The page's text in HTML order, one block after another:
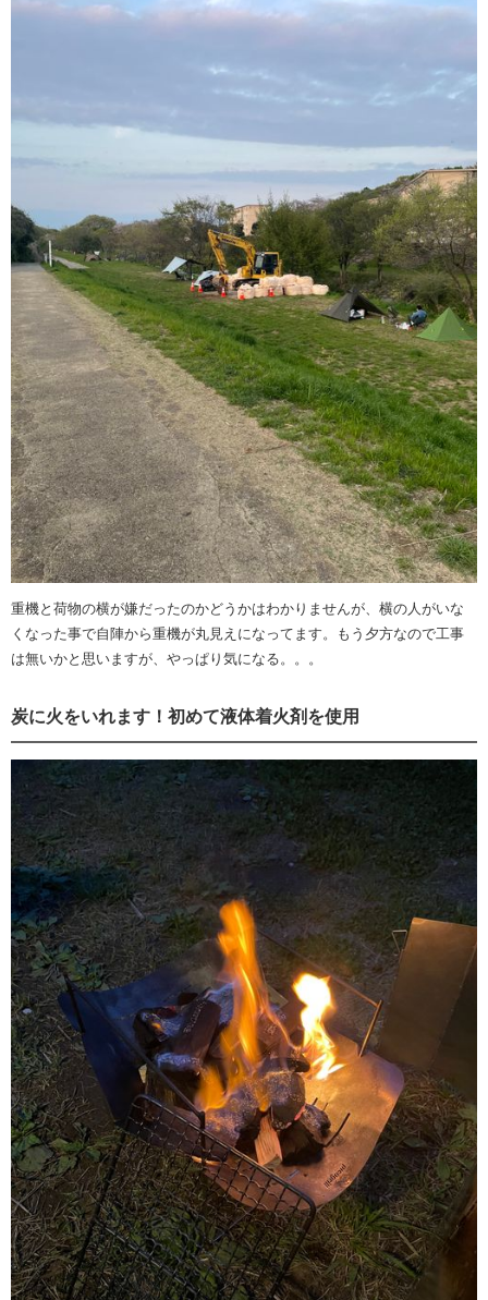
重機と荷物の横が嫌だったのかどうかはわかりませんが、横の人がいな
くなった事で自陣から重機が丸見えになってます。もう夕方なので工事
は無いかと思いますが、やっぱり気になる。。。
炭に火をいれます！初めて液体着火剤を使用